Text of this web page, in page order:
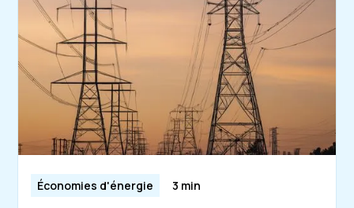
Économies d'énergie 3 min